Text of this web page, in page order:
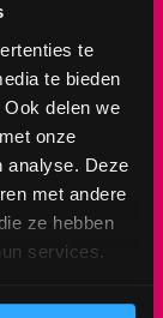
te
te bieden
delen we
onze
analyse. Deze
met andere
ze hebben
services.
💜 💥 Dit
delen we
Festival
op
de pre-
de pre-
deze pre-